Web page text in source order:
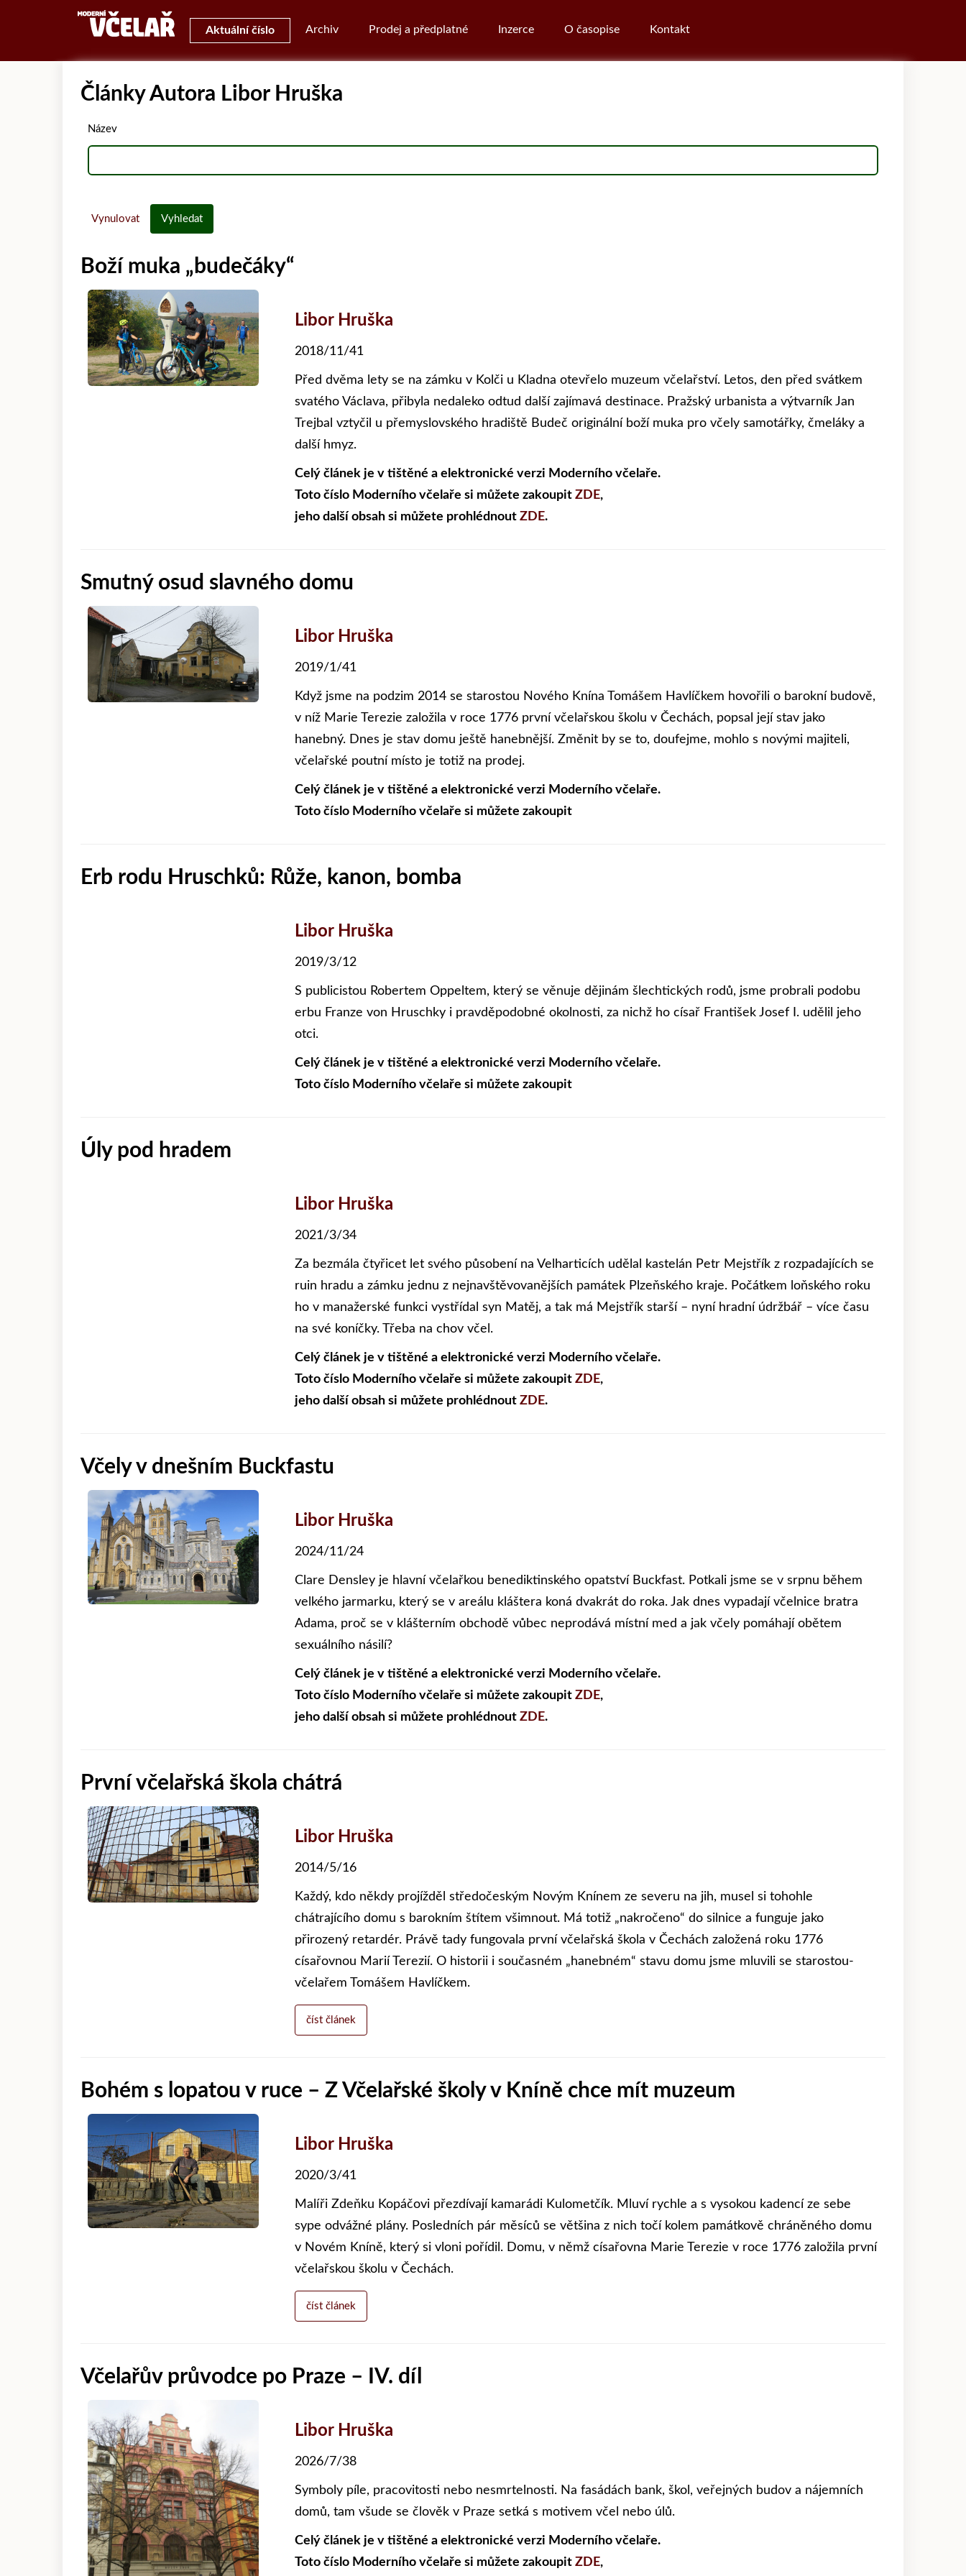
Aktuální číslo Archiv Prodej a předplatné Inzerce O časopise Kontakt
Články Autora Libor Hruška
Název
Vynulovat Vyhledat
Boží muka „budečáky“
Libor Hruška
2018/11/41
Před dvěma lety se na zámku v Kolči u Kladna otevřelo muzeum včelařství. Letos, den před svátkem
svatého Václava, přibyla nedaleko odtud další zajímavá destinace. Pražský urbanista a výtvarník Jan
Trejbal vztyčil u přemyslovského hradiště Budeč originální boží muka pro včely samotářky, čmeláky a
další hmyz.
Celý článek je v tištěné a elektronické verzi Moderního včelaře.
Toto číslo Moderního včelaře si můžete zakoupit ZDE,
jeho další obsah si můžete prohlédnout ZDE.
Smutný osud slavného domu
Libor Hruška
2019/1/41
Když jsme na podzim 2014 se starostou Nového Knína Tomášem Havlíčkem hovořili o barokní budově,
v níž Marie Terezie založila v roce 1776 první včelařskou školu v Čechách, popsal její stav jako
hanebný. Dnes je stav domu ještě hanebnější. Změnit by se to, doufejme, mohlo s novými majiteli,
včelařské poutní místo je totiž na prodej.
Celý článek je v tištěné a elektronické verzi Moderního včelaře.
Toto číslo Moderního včelaře si můžete zakoupit
Erb rodu Hruschků: Růže, kanon, bomba
Libor Hruška
2019/3/12
S publicistou Robertem Oppeltem, který se věnuje dějinám šlechtických rodů, jsme probrali podobu
erbu Franze von Hruschky i pravděpodobné okolnosti, za nichž ho císař František Josef I. udělil jeho
otci.
Celý článek je v tištěné a elektronické verzi Moderního včelaře.
Toto číslo Moderního včelaře si můžete zakoupit
Úly pod hradem
Libor Hruška
2021/3/34
Za bezmála čtyřicet let svého působení na Velharticích udělal kastelán Petr Mejstřík z rozpadajících se
ruin hradu a zámku jednu z nejnavštěvovanějších památek Plzeňského kraje. Počátkem loňského roku
ho v manažerské funkci vystřídal syn Matěj, a tak má Mejstřík starší – nyní hradní údržbář – více času
na své koníčky. Třeba na chov včel.
Celý článek je v tištěné a elektronické verzi Moderního včelaře.
Toto číslo Moderního včelaře si můžete zakoupit ZDE,
jeho další obsah si můžete prohlédnout ZDE.
Včely v dnešním Buckfastu
Libor Hruška
2024/11/24
Clare Densley je hlavní včelařkou benediktinského opatství Buckfast. Potkali jsme se v srpnu během
velkého jarmarku, který se v areálu kláštera koná dvakrát do roka. Jak dnes vypadají včelnice bratra
Adama, proč se v klášterním obchodě vůbec neprodává místní med a jak včely pomáhají obětem
sexuálního násilí?
Celý článek je v tištěné a elektronické verzi Moderního včelaře.
Toto číslo Moderního včelaře si můžete zakoupit ZDE,
jeho další obsah si můžete prohlédnout ZDE.
První včelařská škola chátrá
Libor Hruška
2014/5/16
Každý, kdo někdy projížděl středočeským Novým Knínem ze severu na jih, musel si tohohle
chátrajícího domu s barokním štítem všimnout. Má totiž „nakročeno“ do silnice a funguje jako
přirozený retardér. Právě tady fungovala první včelařská škola v Čechách založená roku 1776
císařovnou Marií Terezií. O historii i současném „hanebném“ stavu domu jsme mluvili se starostou-
včelařem Tomášem Havlíčkem.
číst článek
Bohém s lopatou v ruce – Z Včelařské školy v Kníně chce mít muzeum
Libor Hruška
2020/3/41
Malíři Zdeňku Kopáčovi přezdívají kamarádi Kulometčík. Mluví rychle a s vysokou kadencí ze sebe
sype odvážné plány. Posledních pár měsíců se většina z nich točí kolem památkově chráněného domu
v Novém Kníně, který si vloni pořídil. Domu, v němž císařovna Marie Terezie v roce 1776 založila první
včelařskou školu v Čechách.
číst článek
Včelařův průvodce po Praze – IV. díl
Libor Hruška
2026/7/38
Symboly píle, pracovitosti nebo nesmrtelnosti. Na fasádách bank, škol, veřejných budov a nájemních
domů, tam všude se člověk v Praze setká s motivem včel nebo úlů.
Celý článek je v tištěné a elektronické verzi Moderního včelaře.
Toto číslo Moderního včelaře si můžete zakoupit ZDE,